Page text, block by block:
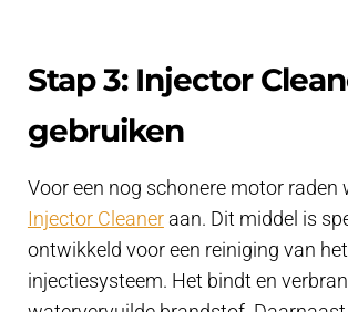
Stap 3: Injector
gebruiken
Voor een nog schonere motor raden
Injector Cleaneraan. Dit middel is
ontwikkeld voor een reiniging van
injectiesysteem. Het bindt en